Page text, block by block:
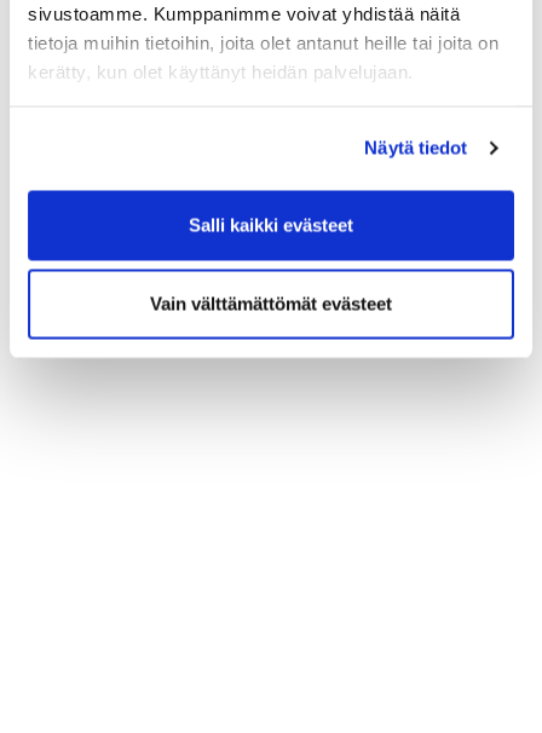
sivustoamme. Kumppanimme voivat yhdistää näitä
tietoja muihin tietoihin, joita olet antanut heille tai joita on
kerätty, kun olet käyttänyt heidän palvelujaan.
Näytä tiedot
Salli kaikki evästeet
Vain välttämättömät evästeet
ennen koulutuksen alkamista. Muussa
tapauksessa kauppakamari perii 50 %
kurssimaksusta. Pidätämme oikeuden